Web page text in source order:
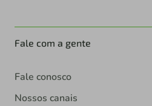
Fale com a gente
Fale conosco
Nossos canais